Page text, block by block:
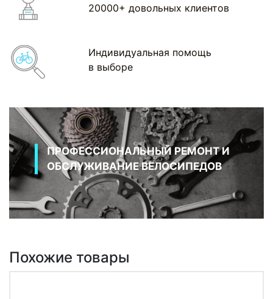
20000+ довольных клиентов
Индивидуальная помощь
в выборе
ПРОФЕССИОНАЛЬНЫЙ РЕМОНТ И
ОБСЛУЖИВАНИЕ ВЕЛОСИПЕДОВ
Похожие товары